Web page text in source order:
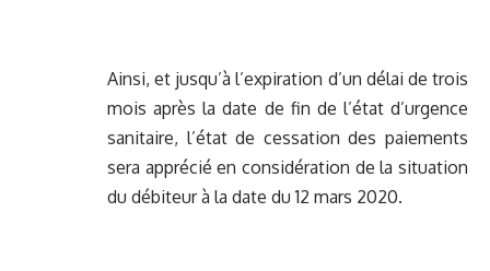
Ainsi, et jusqu’à l’expiration d’un délai de trois
mois après la date de fin de l’état d’urgence
sanitaire, l’état de cessation des paiements
sera apprécié en considération de la situation
du débiteur à la date du 12 mars 2020.